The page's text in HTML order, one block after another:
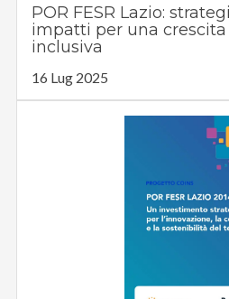
POR FESR Lazio:
impatti per una
inclusiva
16 Lug 2025